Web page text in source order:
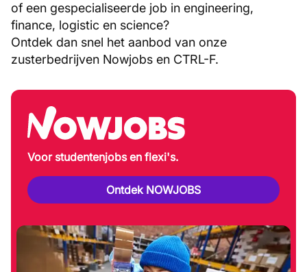
of een gespecialiseerde job in engineering,
finance, logistic en science?
Ontdek dan snel het aanbod van onze
zusterbedrijven Nowjobs en CTRL-F.
Voor studentenjobs en flexi's.
Ontdek NOWJOBS